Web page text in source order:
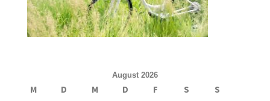
August 2026
M D M D F S
S